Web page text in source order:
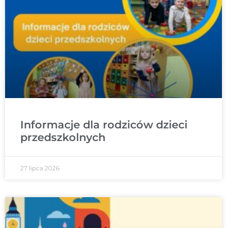
Informacje dla rodziców dzieci
przedszkolnych
27 lipca 2026